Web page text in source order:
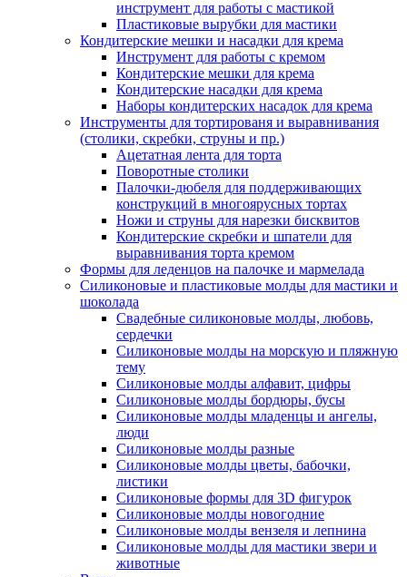
инструмент для работы с мастикой
Пластиковые вырубки для мастики
Кондитерские мешки и насадки для крема
Инструмент для работы с кремом
Кондитерские мешки для крема
Кондитерские насадки для крема
Наборы кондитерских насадок для крема
Инструменты для тортированя и выравнивания
(столики, скребки, струны и пр.)
Ацетатная лента для торта
Поворотные столики
Палочки-дюбеля для поддерживающих
конструкций в многоярусных тортах
Ножи и струны для нарезки бисквитов
Кондитерские скребки и шпатели для
выравнивания торта кремом
Формы для леденцов на палочке и мармелада
Силиконовые и пластиковые молды для мастики и
шоколада
Свадебные силиконовые молды, любовь,
сердечки
Силиконовые молды на морскую и пляжную
тему
Силиконовые молды алфавит, цифры
Силиконовые молды бордюры, бусы
Силиконовые молды младенцы и ангелы,
люди
Силиконовые молды разные
Силиконовые молды цветы, бабочки,
листики
Силиконовые формы для 3D фигурок
Силиконовые молды новогодние
Силиконовые молды вензеля и лепнина
Силиконовые молды для мастики звери и
животные